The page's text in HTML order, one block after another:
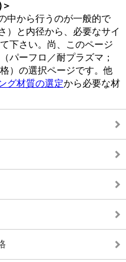
中から行うのが一般的で
）と内径から、必要なサイ
下さい。尚、このページ
パーフロ／耐プラズマ；
）の選択ページです。他
グ材質の選定から必要な材